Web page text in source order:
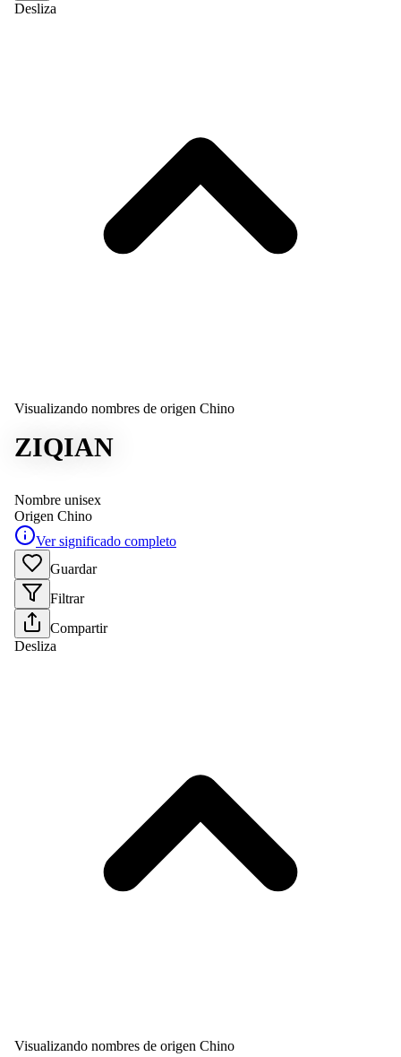
Desliza
Visualizando nombres de origen Chino
ZIQIAN
Nombre unisex
Origen Chino
Ver significado completo
Guardar
Filtrar
Compartir
Desliza
Visualizando nombres de origen Chino